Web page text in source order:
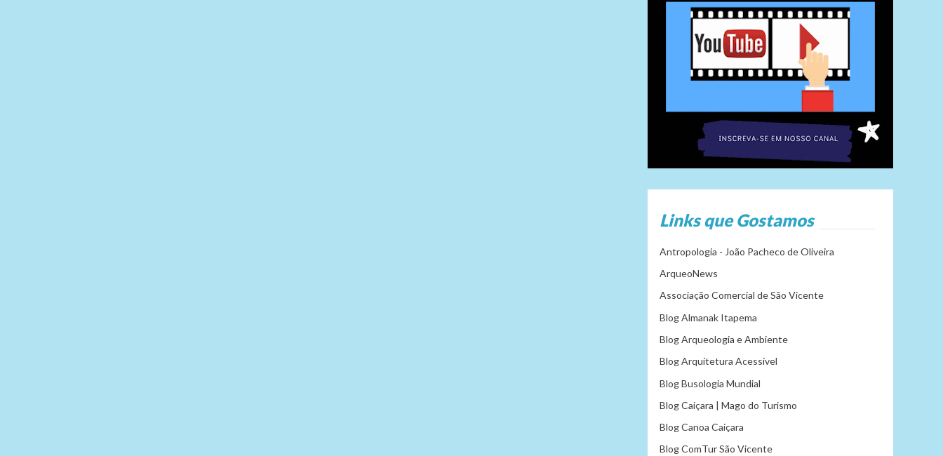
Links que Gostamos
Antropologia - João Pacheco de Oliveira
ArqueoNews
Associação Comercial de São Vicente
Blog Almanak Itapema
Blog Arqueologia e Ambiente
Blog Arquitetura Acessível
Blog Busologia Mundial
Blog Caiçara | Mago do Turismo
Blog Canoa Caiçara
Blog ComTur São Vicente